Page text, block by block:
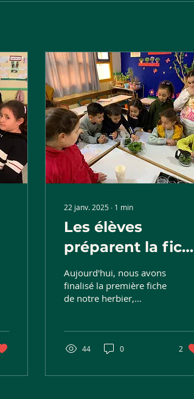
22 janv. 2025 ∙ 1 min
Les élèves
préparent la fiche
de la menthe.
Aujourd'hui, nous avons
finalisé la première fiche
de notre herbier,
44 0 2